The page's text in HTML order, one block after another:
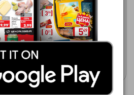
МЕТРО
30.07.2026 - 12.08.2026
5,29 €
СТОЛ ZAFFIRO
Покажи брошурата